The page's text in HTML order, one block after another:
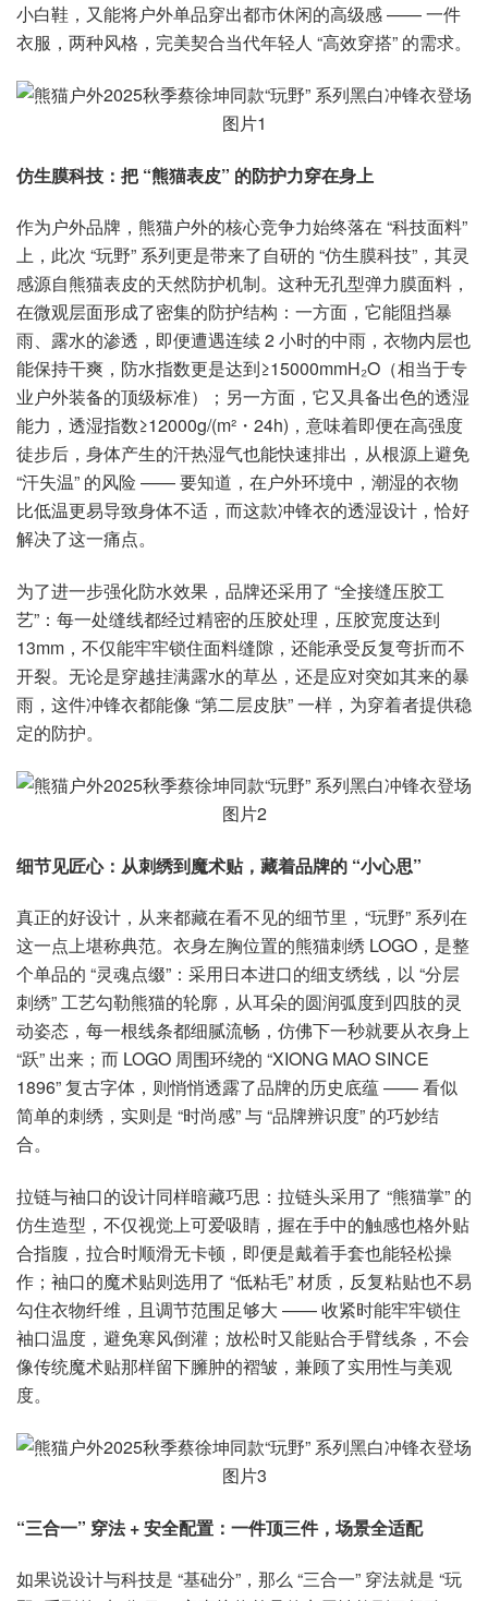
小白鞋，又能将户外单品穿出都市休闲的高级感 —— 一件
衣服，两种风格，完美契合当代年轻人 “高效穿搭” 的需求。
仿生膜科技：把 “熊猫表皮” 的防护力穿在身上
作为户外品牌，熊猫户外的核心竞争力始终落在 “科技面料”
上，此次 “玩野” 系列更是带来了自研的 “仿生膜科技”，其灵
感源自熊猫表皮的天然防护机制。这种无孔型弹力膜面料，
在微观层面形成了密集的防护结构：一方面，它能阻挡暴
雨、露水的渗透，即便遭遇连续 2 小时的中雨，衣物内层也
能保持干爽，防水指数更是达到≥15000mmH₂O（相当于专
业户外装备的顶级标准）；另一方面，它又具备出色的透湿
能力，透湿指数≥12000g/(m²・24h)，意味着即便在高强度
徒步后，身体产生的汗热湿气也能快速排出，从根源上避免
“汗失温” 的风险 —— 要知道，在户外环境中，潮湿的衣物
比低温更易导致身体不适，而这款冲锋衣的透湿设计，恰好
解决了这一痛点。
为了进一步强化防水效果，品牌还采用了 “全接缝压胶工
艺”：每一处缝线都经过精密的压胶处理，压胶宽度达到
13mm，不仅能牢牢锁住面料缝隙，还能承受反复弯折而不
开裂。无论是穿越挂满露水的草丛，还是应对突如其来的暴
雨，这件冲锋衣都能像 “第二层皮肤” 一样，为穿着者提供稳
定的防护。
细节见匠心：从刺绣到魔术贴，藏着品牌的 “小心思”
真正的好设计，从来都藏在看不见的细节里，“玩野” 系列在
这一点上堪称典范。衣身左胸位置的熊猫刺绣 LOGO，是整
个单品的 “灵魂点缀”：采用日本进口的细支绣线，以 “分层
刺绣” 工艺勾勒熊猫的轮廓，从耳朵的圆润弧度到四肢的灵
动姿态，每一根线条都细腻流畅，仿佛下一秒就要从衣身上
“跃” 出来；而 LOGO 周围环绕的 “XIONG MAO SINCE
1896” 复古字体，则悄悄透露了品牌的历史底蕴 —— 看似
简单的刺绣，实则是 “时尚感” 与 “品牌辨识度” 的巧妙结
合。
拉链与袖口的设计同样暗藏巧思：拉链头采用了 “熊猫掌” 的
仿生造型，不仅视觉上可爱吸睛，握在手中的触感也格外贴
合指腹，拉合时顺滑无卡顿，即便是戴着手套也能轻松操
作；袖口的魔术贴则选用了 “低粘毛” 材质，反复粘贴也不易
勾住衣物纤维，且调节范围足够大 —— 收紧时能牢牢锁住
袖口温度，避免寒风倒灌；放松时又能贴合手臂线条，不会
像传统魔术贴那样留下臃肿的褶皱，兼顾了实用性与美观
度。
“三合一” 穿法 + 安全配置：一件顶三件，场景全适配
如果说设计与科技是 “基础分”，那么 “三合一” 穿法就是 “玩